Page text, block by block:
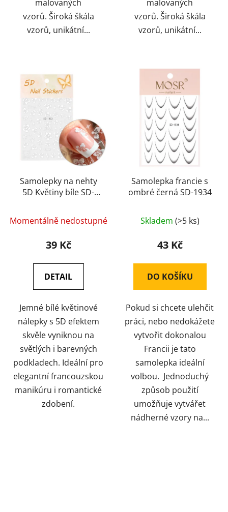
malovaných
vzorů. Široká škála
vzorů, unikátní...
malovaných
vzorů. Široká škála
vzorů, unikátní...
Samolepky na nehty
5D Květiny bíle SD-
Momentálně nedostupné
39 Kč
DETAIL
Jemné bílé květinové
nálepky s 5D efektem
skvěle vyniknou na
světlých i barevných
podkladech. Ideální pro
elegantní francouzskou
manikúru i romantické
zdobení.
Samolepka francie s
ombré černá SD-1934
Skladem (>5 ks)
43 Kč
DO KOŠÍKU
Pokud si chcete ulehčit
práci, nebo nedokážete
vytvořit dokonalou
Francii je tato
samolepka ideální
volbou. Jednoduchý
způsob použití
umožňuje vytvářet
nádherné vzory na...